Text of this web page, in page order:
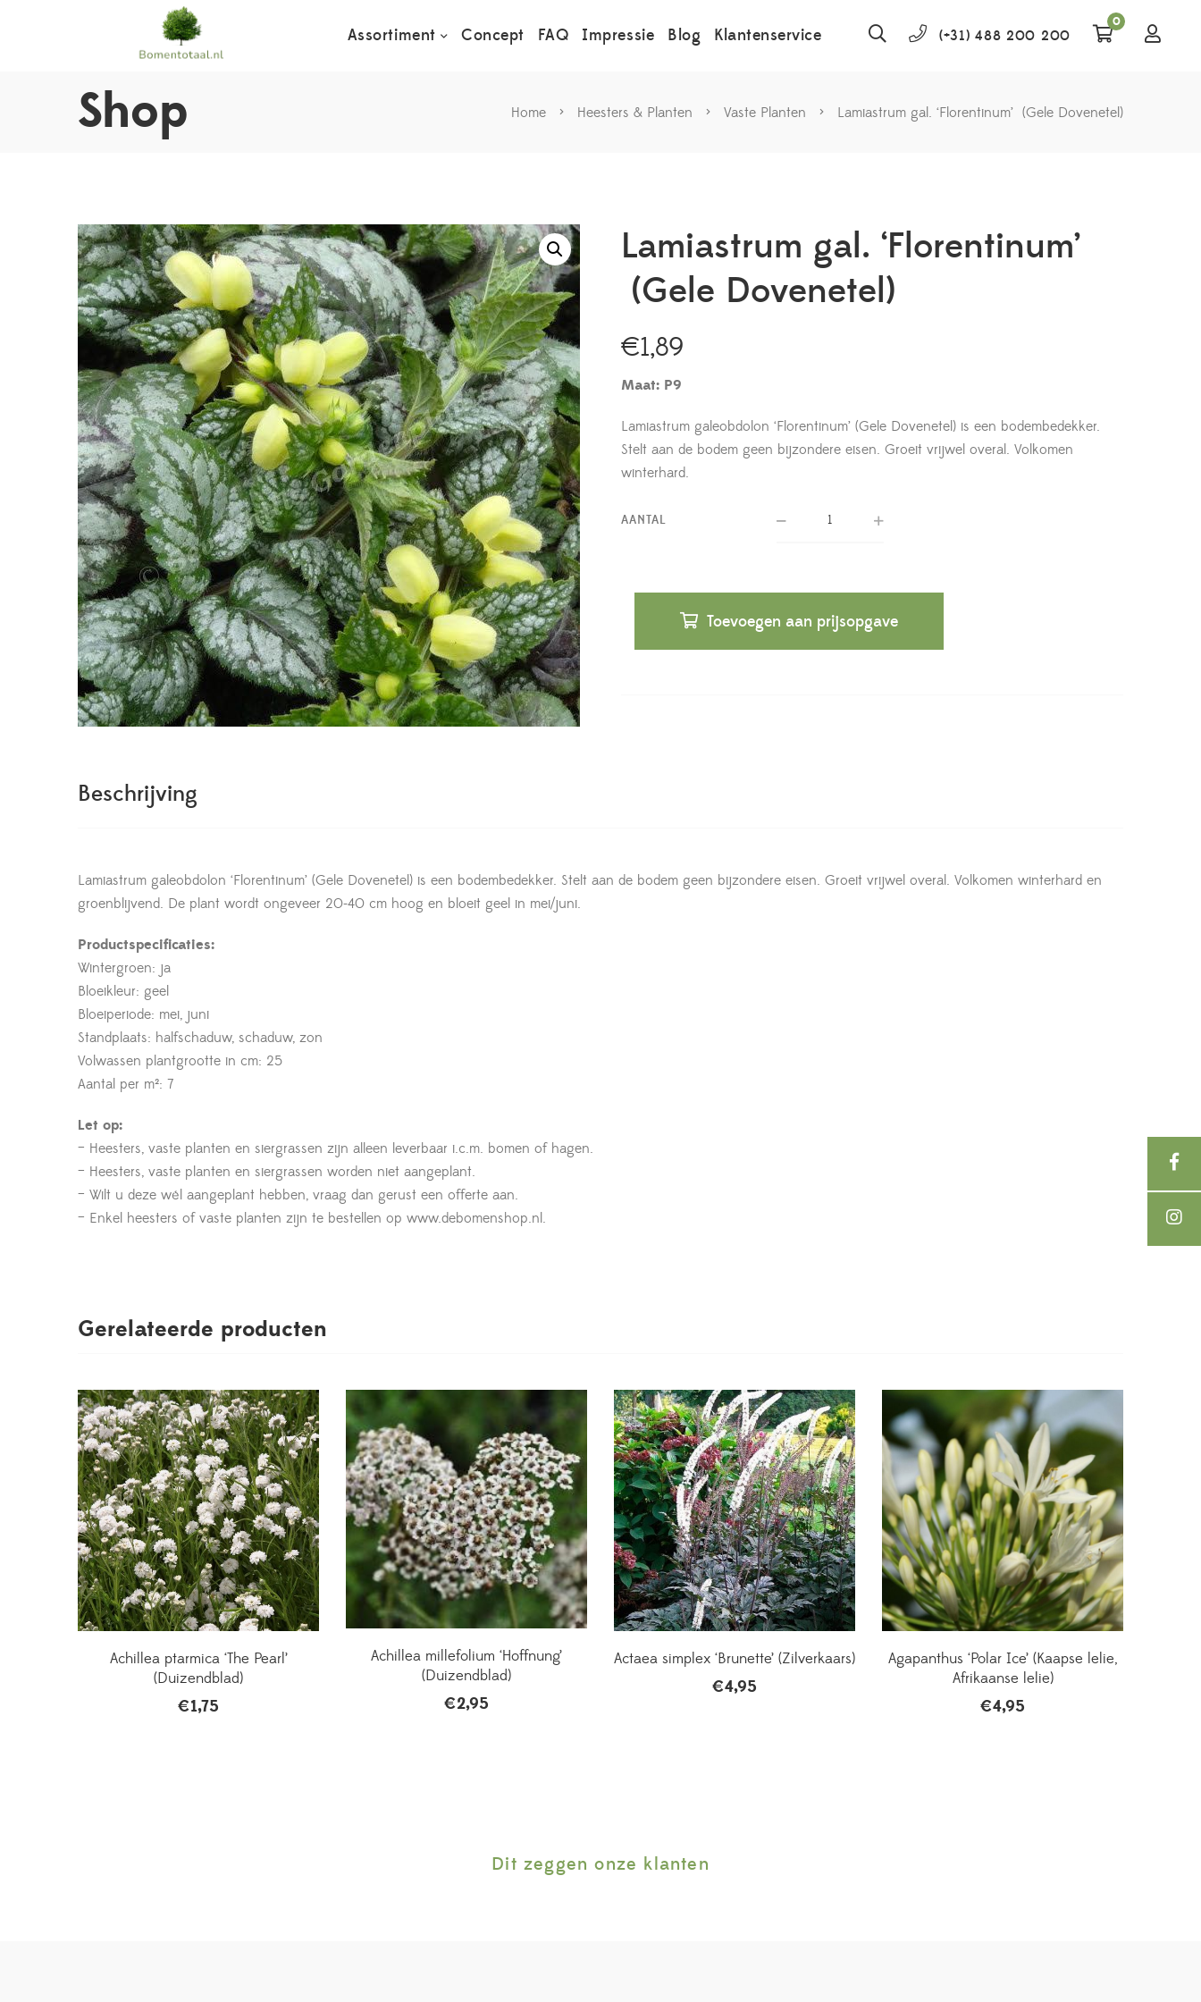
Assortiment Concept FAQ Impressie Blog Klantenservice (+31) 488 200 200
0
Shop Home > Heesters & Planten > Vaste Planten > Lamiastrum gal. ‘Florentinum’ (Gele Dovenetel)
Lamiastrum gal. ‘Florentinum’
(Gele Dovenetel)
€1,89
Maat: P9
Lamiastrum galeobdolon ‘Florentinum’ (Gele Dovenetel) is een bodembedekker.
Stelt aan de bodem geen bijzondere eisen. Groeit vrijwel overal. Volkomen
winterhard.
AANTAL
Toevoegen aan prijsopgave
Beschrijving
Lamiastrum galeobdolon ‘Florentinum’ (Gele Dovenetel) is een bodembedekker. Stelt aan de bodem geen bijzondere eisen. Groeit vrijwel overal. Volkomen winterhard en
groenblijvend. De plant wordt ongeveer 20-40 cm hoog en bloeit geel in mei/juni.
Productspecificaties:
Wintergroen: ja
Bloeikleur: geel
Bloeiperiode: mei, juni
Standplaats: halfschaduw, schaduw, zon
Volwassen plantgrootte in cm: 25
Aantal per m²: 7
Let op:
– Heesters, vaste planten en siergrassen zijn alleen leverbaar i.c.m. bomen of hagen.
– Heesters, vaste planten en siergrassen worden niet aangeplant.
– Wilt u deze wél aangeplant hebben, vraag dan gerust een offerte aan.
– Enkel heesters of vaste planten zijn te bestellen op www.debomenshop.nl.
Gerelateerde producten
Achillea ptarmica ‘The Pearl’
(Duizendblad)
€1,75
Achillea millefolium ‘Hoffnung’
(Duizendblad)
€2,95
Actaea simplex ‘Brunette’ (Zilverkaars)
€4,95
Agapanthus ‘Polar Ice’ (Kaapse lelie,
Afrikaanse lelie)
€4,95
Dit zeggen onze klanten